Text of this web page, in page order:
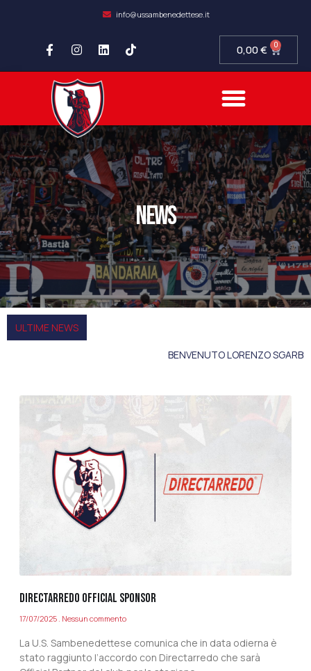
info@ussambenedettese.it
0,00€ 0
news
ULTIME NEWS
DIRECTARREDO OFFICIAL SPONSOR
17/07/2025 Nessun commento
La U.S. Sambenedettese comunica che in data odierna è
stato raggiunto l’accordo con Directarredo che sarà